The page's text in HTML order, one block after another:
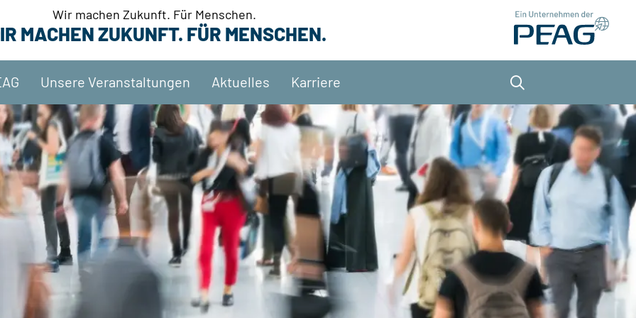
Wir machen Zukunft. Für Menschen.
MACHEN ZUKUNFT. FÜR MENSCHEN.
Unsere Veranstaltungen Aktuelles Karriere